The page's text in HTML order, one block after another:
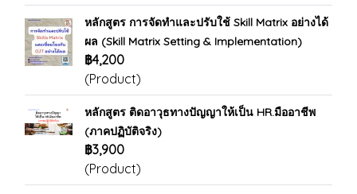
หลักสูตร การจัดทำและปรับใช้ Skill Matrix อย่างได้
ผล (Skill Matrix Setting & Implementation)
฿4,200
(Product)
หลักสูตร ติดอาวุธทางปัญญาให้เป็น HR.มืออาชีพ
(ภาคปฏิบัติจริง)
฿3,900
(Product)